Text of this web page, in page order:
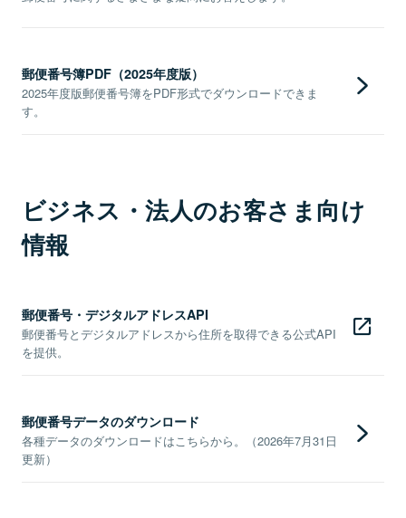
郵便番号簿PDF（2025年度版）
2025年度版郵便番号簿をPDF形式でダウンロードできま
す。
ビジネス・法人のお客さま向け
情報
郵便番号・デジタルアドレスAPI
郵便番号とデジタルアドレスから住所を取得できる公式API
を提供。
郵便番号データのダウンロード
各種データのダウンロードはこちらから。（2026年7月31日
更新）